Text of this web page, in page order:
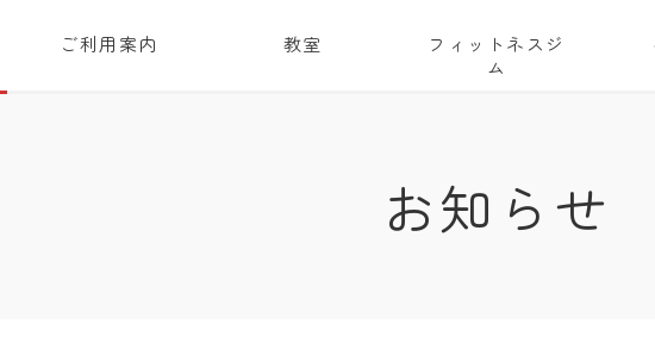
ご利用案内 教室
フィットネスジ
ム
お知らせ